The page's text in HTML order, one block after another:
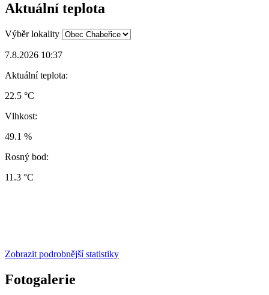
Aktuální teplota
Výběr lokality
7.8.2026 10:37
Aktuální teplota:
22.5 °C
Vlhkost:
49.1 %
Rosný bod:
11.3 °C
Zobrazit podrobnější statistiky
Fotogalerie